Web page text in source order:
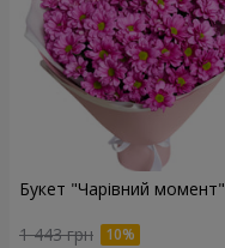
Букет "Чарівний момент"
1 443 грн